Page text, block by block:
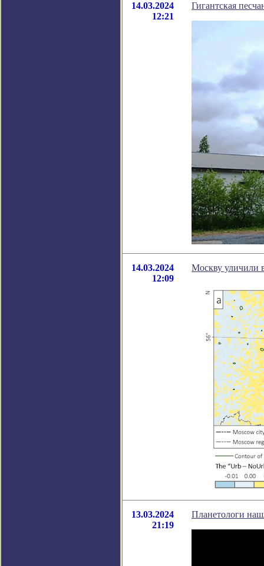
14.03.2024
12:21
Гигантская
14.03.2024
12:09
Москву уличили
13.03.2024
21:19
Планетологи